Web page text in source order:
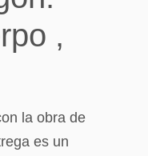
,
la obra de
es un